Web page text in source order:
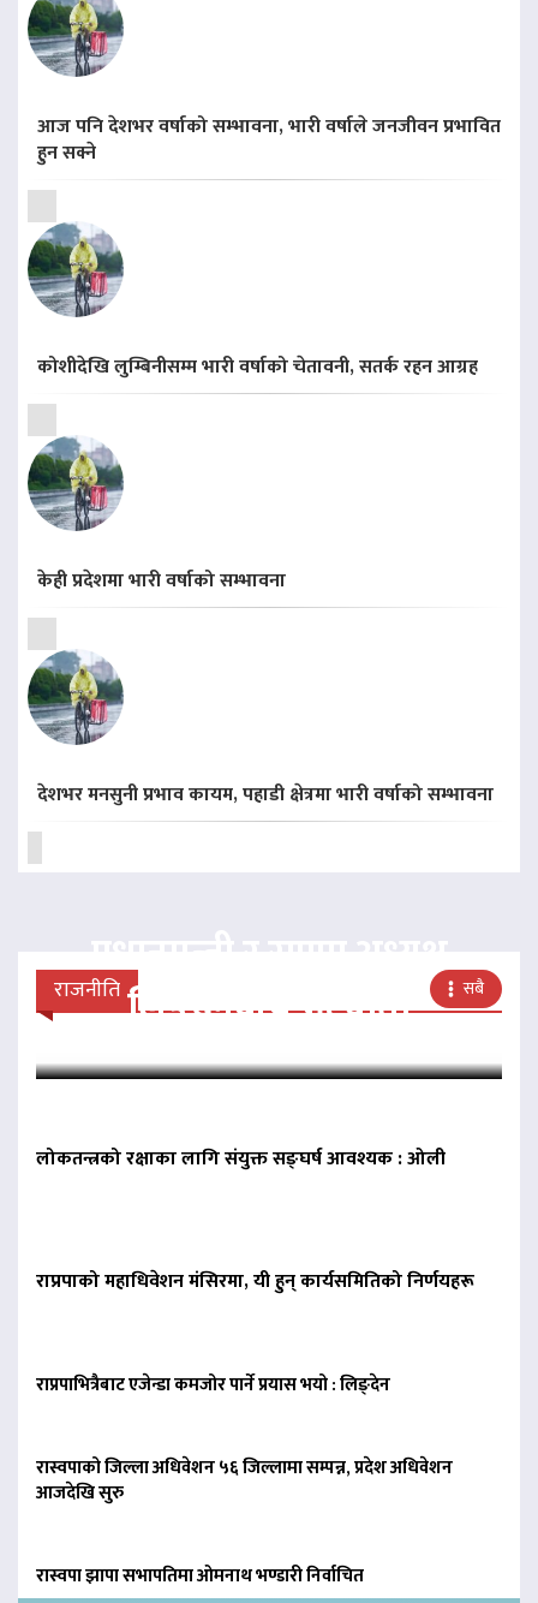
आज पनि देशभर वर्षाको सम्भावना, भारी वर्षाले जनजीवन प्रभावित
हुन सक्ने
कोशीदेखि लुम्बिनीसम्म भारी वर्षाको चेतावनी, सतर्क रहन आग्रह
केही प्रदेशमा भारी वर्षाको सम्भावना
देशभर मनसुनी प्रभाव कायम, पहाडी क्षेत्रमा भारी वर्षाको सम्भावना
राजनीति सबै
प्रधानमन्त्री र राप्रपा अध्यक्ष
लिङदेनबीच भेटवार्ता
लोकतन्त्रको रक्षाका लागि संयुक्त सङ्घर्ष आवश्यक : ओली
राप्रपाको महाधिवेशन मंसिरमा, यी हुन् कार्यसमितिको निर्णयहरू
राप्रपाभित्रैबाट एजेन्डा कमजोर पार्ने प्रयास भयो : लिङ्देन
रास्वपाको जिल्ला अधिवेशन ५६ जिल्लामा सम्पन्न, प्रदेश अधिवेशन
आजदेखि सुरु
रास्वपा झापा सभापतिमा ओमनाथ भण्डारी निर्वाचित